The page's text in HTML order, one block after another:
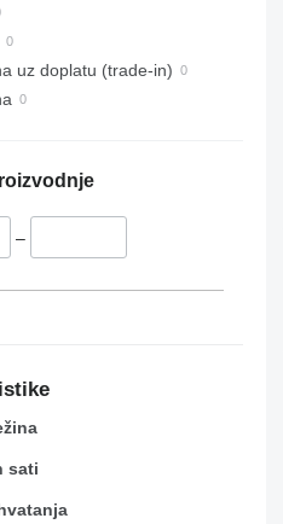
uz doplatu (trade-in)
–
sati